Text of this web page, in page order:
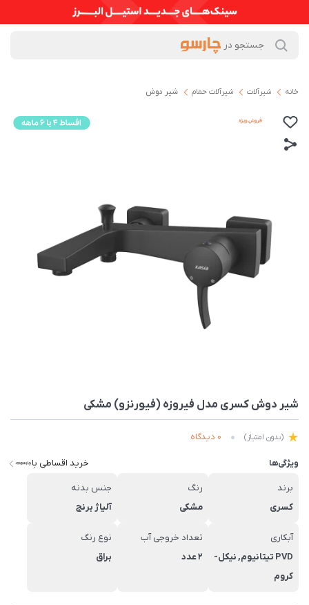
خانه شیرآلات شیرآلات حمام شیر دوش
شیر دوش کسری مدل فیروزه (فیورنزو) مشکی
(بدون امتیاز) 0 دیدگاه
ویژگی‌ها خرید اقساطی با
برند
کسری
رنگ
مشکی
جنس بدنه
آلیاژ برنج
آبکاری
PVD تیتانیوم, نیکل-
کروم
تعداد خروجی آب
2 عدد
نوع رنگ
براق